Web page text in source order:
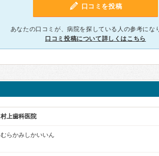
口コミを投稿
あなたの口コミが、病院を探している人の参考にな
口コミ投稿について詳しくはこちら
村上歯科医院
むらかみしかいいん